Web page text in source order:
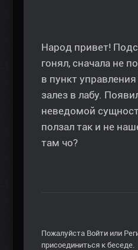
Народ привет!
гонял, сначала не
в пункт
залез в лабу.
неведомой
ползал так и не
там чо?
Пожалуйста Войти или
присоединиться к беседе.